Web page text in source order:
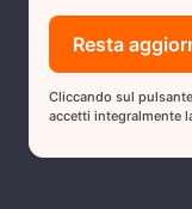
Cliccando sul
accetti integralmente